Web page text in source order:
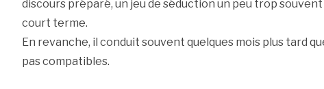
discours préparé, un jeu de séduction un peu trop
court terme.
En revanche, il conduit souvent quelques mois plus tard
pas compatibles.